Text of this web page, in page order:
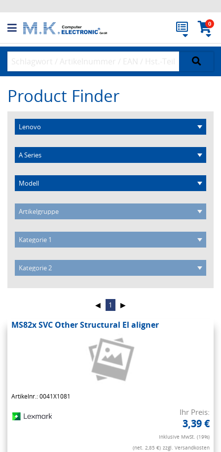
0
Product Finder
◀ 1 ▶
MS82x SVC Other Structural El aligner
Artikelnr.: 0041X1081
Ihr Preis:
3,39 €
Inklusive MwSt. (19%)
(net. 2,85 €) zzgl. Versandkosten